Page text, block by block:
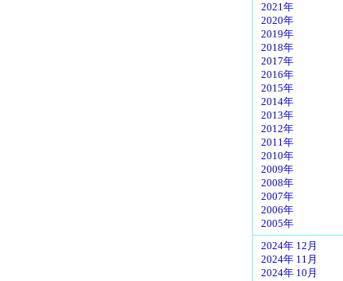
2021年
2020年
2019年
2018年
2017年
2016年
2015年
2014年
2013年
2012年
2011年
2010年
2009年
2008年
2007年
2006年
2005年
2024年 12月
2024年 11月
2024年 10月